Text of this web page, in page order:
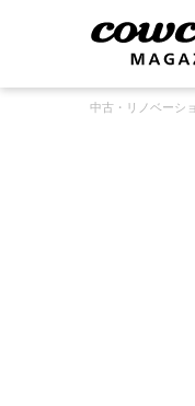
中古・リノベーシ